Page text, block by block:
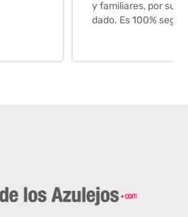
y la confianza que nos han